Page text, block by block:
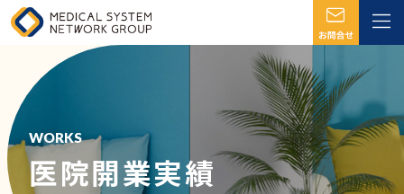
WORKS
医院開業実績